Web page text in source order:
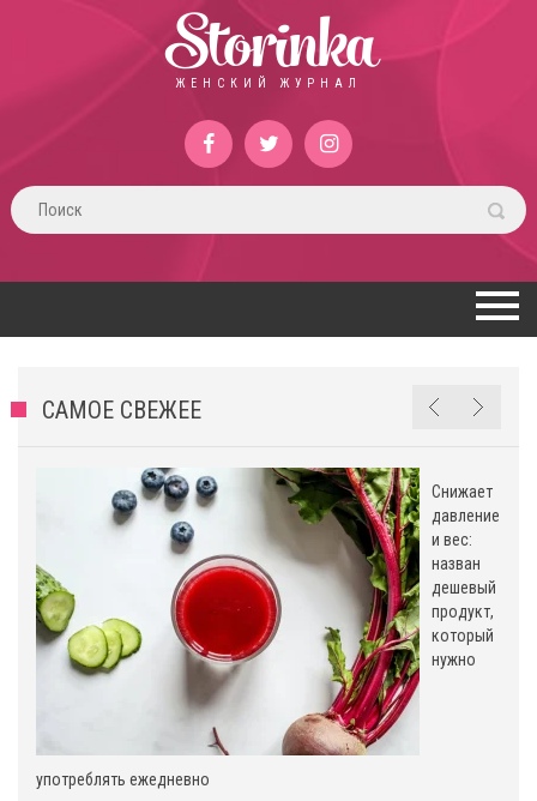
Storinka
ЖЕНСКИЙ ЖУРНАЛ
САМОЕ СВЕЖЕЕ
Снижает
давление
и вес:
назван
дешевый
продукт,
который
нужно
употреблять ежедневно